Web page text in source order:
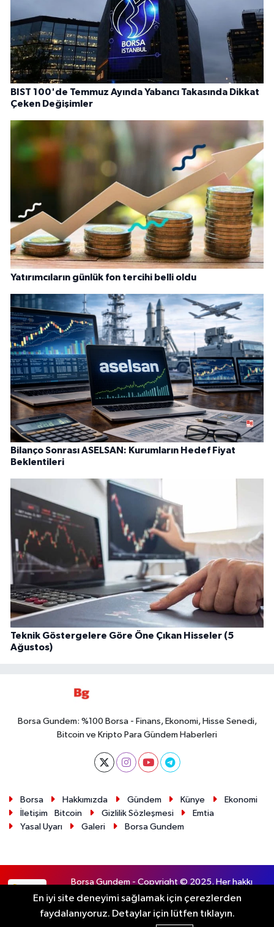
BIST 100'de Temmuz Ayında Yabancı Takasında Dikkat
Çeken Değişimler
Yatırımcıların günlük fon tercihi belli oldu
Bilanço Sonrası ASELSAN: Kurumların Hedef Fiyat
Beklentileri
Teknik Göstergelere Göre Öne Çıkan Hisseler (5
Ağustos)
Borsa Gundem: %100 Borsa - Finans, Ekonomi, Hisse Senedi,
Bitcoin ve Kripto Para Gündem Haberleri
Borsa Hakkımızda Gündem Künye
Ekonomi
İletişim
Bitcoin Gizlilik Sözleşmesi
Emtia
Yasal Uyarı
Galeri Borsa Gundem
Borsa Gundem - Copyright © 2025. Her hakkı
saklıdır.
En iyi site deneyimi sağlamak için çerezlerden
faydalanıyoruz. Detaylar için lütfen tıklayın.